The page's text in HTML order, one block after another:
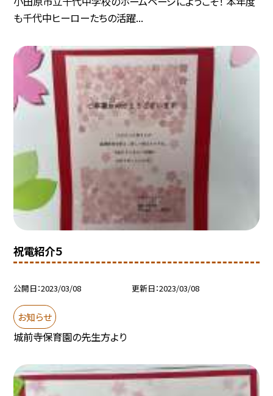
も千代中ヒーローたちの活躍...
祝電紹介５
公開日 2023/03/08 更新日 2023/03/08
お知らせ
城前寺保育園の先生方より